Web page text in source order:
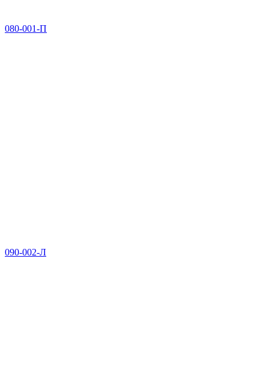
080-001-П
090-002-Л